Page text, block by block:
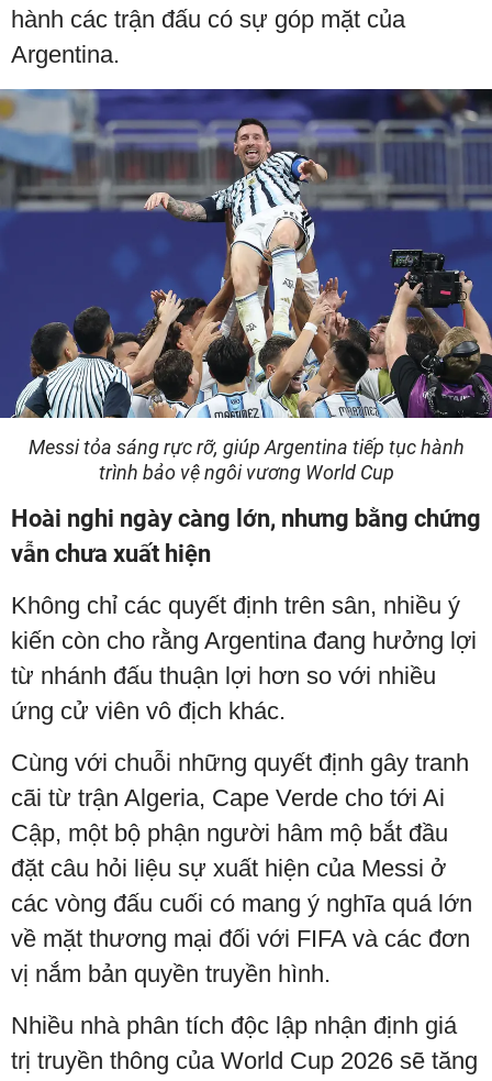
hành các trận đấu có sự góp mặt của
Argentina.
Messi tỏa sáng rực rỡ, giúp Argentina tiếp tục hành
trình bảo vệ ngôi vương World Cup
Hoài nghi ngày càng lớn, nhưng bằng chứng
vẫn chưa xuất hiện
Không chỉ các quyết định trên sân, nhiều ý
kiến còn cho rằng Argentina đang hưởng lợi
từ nhánh đấu thuận lợi hơn so với nhiều
ứng cử viên vô địch khác.
Cùng với chuỗi những quyết định gây tranh
cãi từ trận Algeria, Cape Verde cho tới Ai
Cập, một bộ phận người hâm mộ bắt đầu
đặt câu hỏi liệu sự xuất hiện của Messi ở
các vòng đấu cuối có mang ý nghĩa quá lớn
về mặt thương mại đối với FIFA và các đơn
vị nắm bản quyền truyền hình.
Nhiều nhà phân tích độc lập nhận định giá
trị truyền thông của World Cup 2026 sẽ tăng